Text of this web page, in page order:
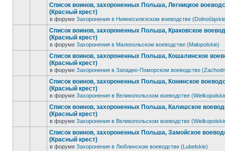
Список воинов, захороненных Польша, Легницкое
(Красный крест)
в форуме Захоронения в Нижнесилезском воеводстве
Список воинов, захороненных Польша, Краковское
(Красный крест)
в форуме Захоронения в Малопольском воеводстве (Małopolskie)
Список воинов, захороненных Польша, Кошалинское
(Красный крест)
в форуме Захоронения в Западно-Поморском воеводстве
Список воинов, захороненных Польша, Конинское
(Красный крест)
в форуме Захоронения в Великопольском воеводстве
Список воинов, захороненных Польша, Калишское
(Красный крест)
в форуме Захоронения в Великопольском воеводстве
Список воинов, захороненных Польша, Замойское
(Красный крест)
в форуме Захоронения в Люблинском воеводстве (Lubelskie)